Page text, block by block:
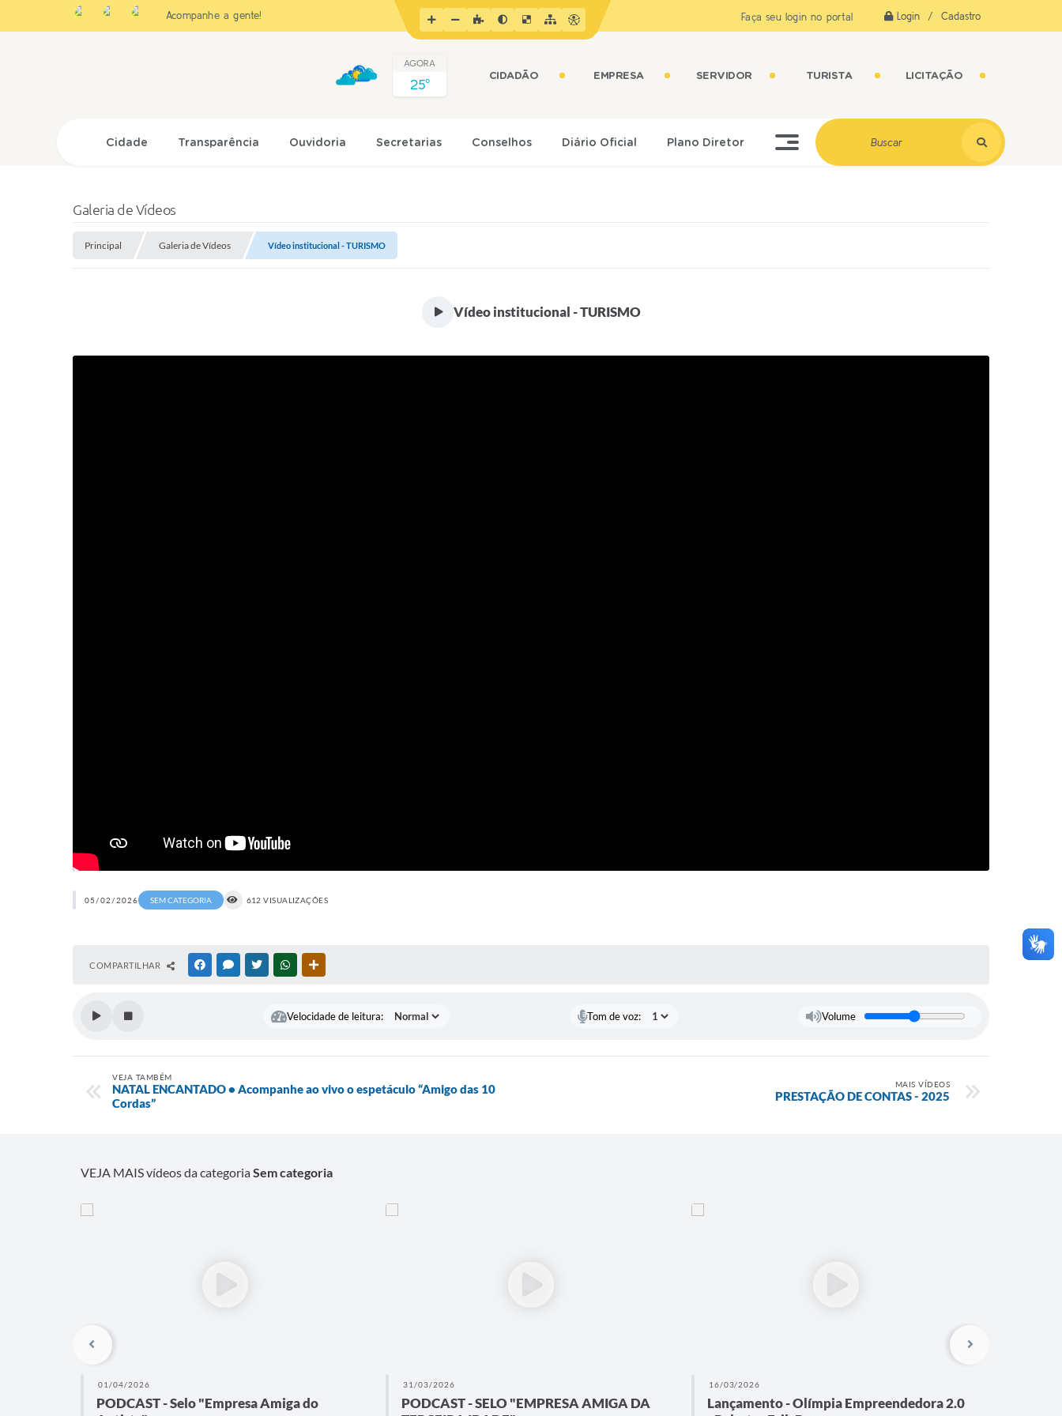
Faça seu login no portal Login / Cadastro
Acompanhe a gente!
CIDADÃO EMPRESA SERVIDOR TURISTA LICITAÇÃO
AGORA
25º
Cidade Transparência Ouvidoria Secretarias Conselhos Diário Oficial Plano Diretor
Galeria de Vídeos
Principal Galeria de Vídeos Vídeo institucional - TURISMO
Vídeo institucional - TURISMO
05/02/2026 SEM CATEGORIA 612 VISUALIZAÇÕES
COMPARTILHAR FACEBOOKMESSENGER
TWITTERWHATSAPP
Velocidade de leitura: Tom de voz: Volume
VEJA TAMBÉM
NATAL ENCANTADO • Acompanhe ao vivo o espetáculo “Amigo das 10
Cordas”
MAIS VÍDEOS
PRESTAÇÃO DE CONTAS - 2025
VEJA MAIS vídeos da categoriaSem categoria
01/04/2026
PODCAST - Selo "Empresa Amiga do
31/03/2026
PODCAST - SELO "EMPRESA AMIGA DA
16/03/2026
Lançamento - Olímpia Empreendedora 2.0